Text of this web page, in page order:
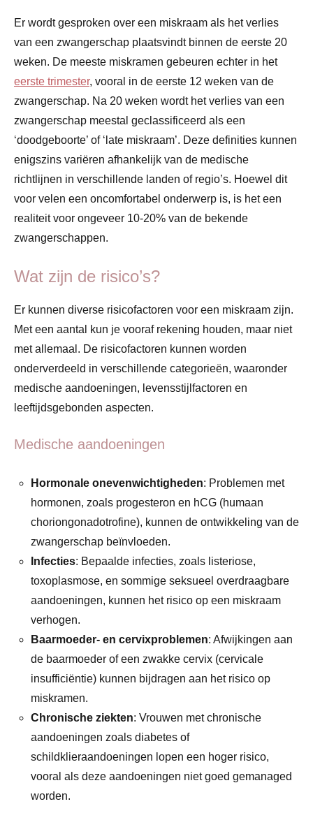
Er wordt gesproken over een miskraam als het verlies
van een zwangerschap plaatsvindt binnen de eerste 20
weken. De meeste miskramen gebeuren echter in het
eerste trimester, vooral in de eerste 12 weken van de
zwangerschap. Na 20 weken wordt het verlies van een
zwangerschap meestal geclassificeerd als een
‘doodgeboorte’ of ‘late miskraam’. Deze definities kunnen
enigszins variëren afhankelijk van de medische
richtlijnen in verschillende landen of regio’s. Hoewel dit
voor velen een oncomfortabel onderwerp is, is het een
realiteit voor ongeveer 10-20% van de bekende
zwangerschappen.
Wat zijn de risico’s?
Er kunnen diverse risicofactoren voor een miskraam zijn.
Met een aantal kun je vooraf rekening houden, maar niet
met allemaal. De risicofactoren kunnen worden
onderverdeeld in verschillende categorieën, waaronder
medische aandoeningen, levensstijlfactoren en
leeftijdsgebonden aspecten.
Medische aandoeningen
Hormonale onevenwichtigheden: Problemen met
hormonen, zoals progesteron en hCG (humaan
choriongonadotrofine), kunnen de ontwikkeling van de
zwangerschap beïnvloeden.
Infecties: Bepaalde infecties, zoals listeriose,
toxoplasmose, en sommige seksueel overdraagbare
aandoeningen, kunnen het risico op een miskraam
verhogen.
Baarmoeder- en cervixproblemen: Afwijkingen aan
de baarmoeder of een zwakke cervix (cervicale
insufficiëntie) kunnen bijdragen aan het risico op
miskramen.
Chronische ziekten: Vrouwen met chronische
aandoeningen zoals diabetes of
schildklieraandoeningen lopen een hoger risico,
vooral als deze aandoeningen niet goed gemanaged
worden.